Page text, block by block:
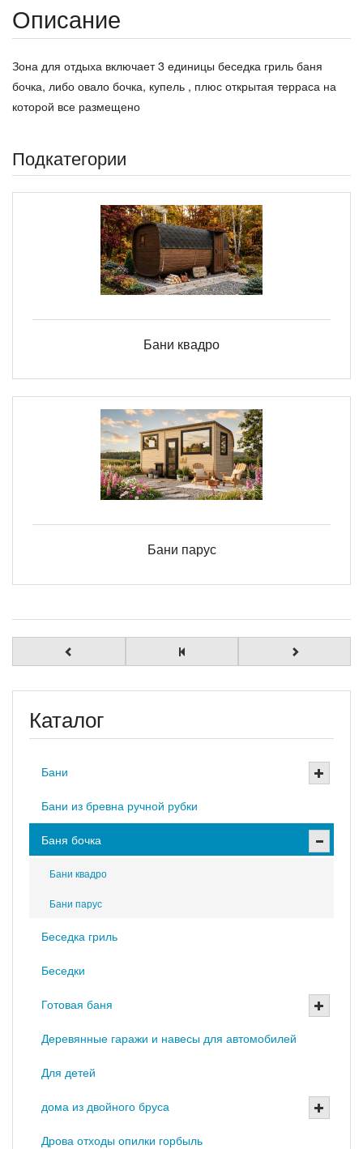
Описание
Зона для отдыха включает 3 единицы беседка гриль баня
бочка, либо овало бочка, купель , плюс открытая терраса на
которой все размещено
Подкатегории
Бани квадро
Бани парус
Каталог
Бани
Бани из бревна ручной рубки
Баня бочка
Бани квадро
Бани парус
Беседка гриль
Беседки
Готовая баня
Деревянные гаражи и навесы для автомобилей
Для детей
дома из двойного бруса
Дрова отходы опилки горбыль